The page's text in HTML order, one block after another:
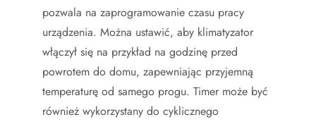
pozwala na zaprogramowanie czasu pracy
urządzenia. Można ustawić, aby klimatyzator
włączył się na przykład na godzinę przed
powrotem do domu, zapewniając przyjemną
temperaturę od samego progu. Timer może być
również wykorzystany do cyklicznego